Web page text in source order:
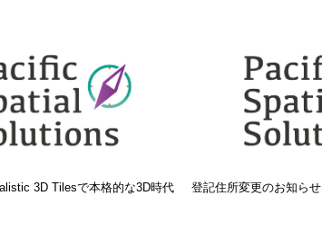
3D Tilesで本格的な3D時代
登記住所変更のお知らせ